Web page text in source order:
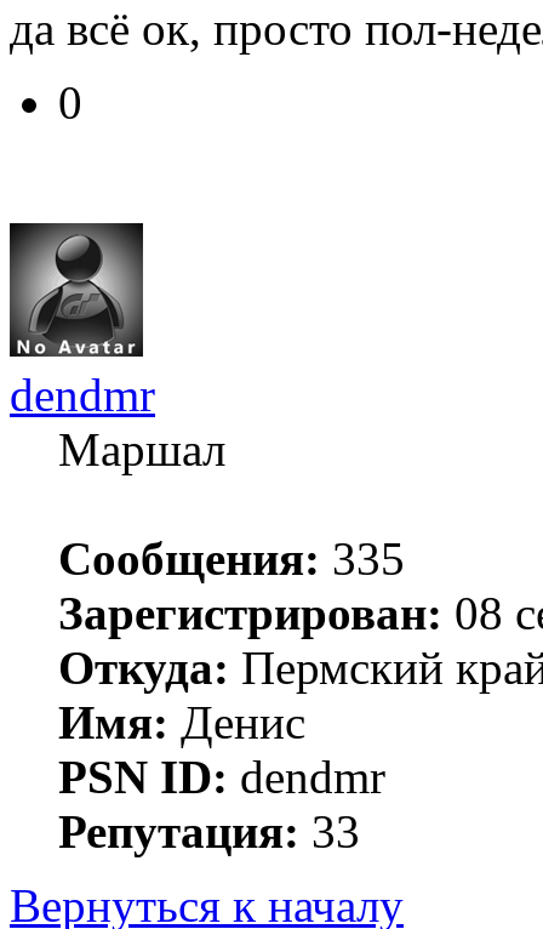
да всё ок, просто пол-
0
dendmr
Маршал
Сообщения: 335
Зарегистрирован: 08
Откуда: Пермский
Имя: Денис
PSN ID: dendmr
Репутация: 33
Вернуться к началу